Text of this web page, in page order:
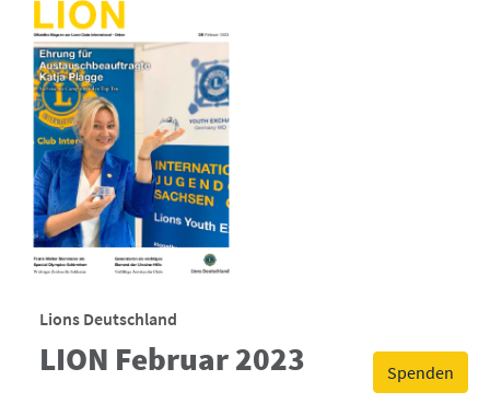
Spenden
Lions Deutschland
LION Februar 2023